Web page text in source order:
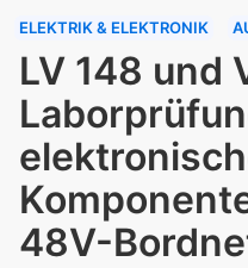
ELEKTRIK & ELEKTRONIK
LV 148 und
48V-